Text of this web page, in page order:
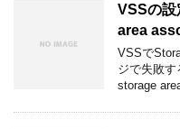
VSSの
area
VSSで
ジで失敗
storage